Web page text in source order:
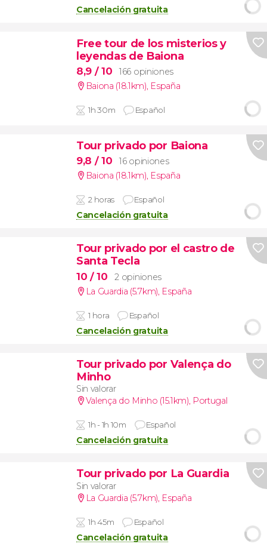
Cancelación gratuita
Free tour de los misterios y
leyendas de Baiona
8,9 / 10
166 opiniones
Baiona (18.1km), España
1h 30m Español
Tour privado por Baiona
9,8 / 10
16 opiniones
Baiona (18.1km), España
2 horas Español
Cancelación gratuita
Tour privado por el castro de
Santa Tecla
10 / 10
2 opiniones
La Guardia (5.7km), España
1 hora Español
Cancelación gratuita
Tour privado por Valença do
Minho
Sin valorar
Valença do Minho (15.1km), Portugal
1h - 1h 10m Español
Cancelación gratuita
Tour privado por La Guardia
Sin valorar
La Guardia (5.7km), España
1h 45m Español
Cancelación gratuita